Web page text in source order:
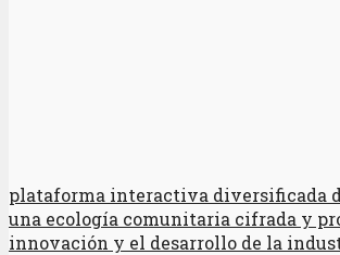
plataforma interactiva diversificada
una ecología comunitaria cifrada y
innovación y el desarrollo de la